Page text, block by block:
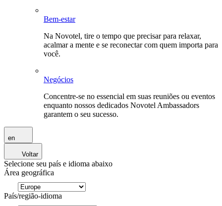
Bem-estar
Na Novotel, tire o tempo que precisar para relaxar,
acalmar a mente e se reconectar com quem importa para
você.
Negócios
Concentre-se no essencial em suas reuniões ou eventos
enquanto nossos dedicados Novotel Ambassadors
garantem o seu sucesso.
en
Voltar
Selecione seu país e idioma abaixo
Área geográfica
País/região-idioma